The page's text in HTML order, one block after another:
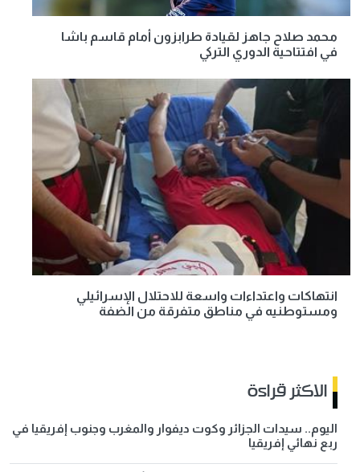
محمد صلاح جاهز لقيادة طرابزون أمام قاسم باشا
في افتتاحية الدوري التركي
انتهاكات واعتداءات واسعة للاحتلال الإسرائيلي
ومستوطنيه في مناطق متفرقة من الضفة
الاكثر قراءة
اليوم.. سيدات الجزائر وكوت ديفوار والمغرب وجنوب إفريقيا في
ربع نهائي إفريقيا